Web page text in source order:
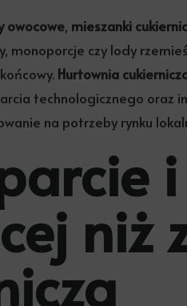
owocowe, mieszanki
monoporcje czy lody
Hurtownia
technologicznego oraz
na potrzeby rynku
i
niż